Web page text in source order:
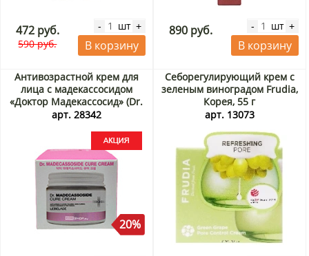
472 руб.
590 руб.
- шт +
В корзину
890 руб. - шт +
В корзину
Антивозрастной крем для
лица с мадекассосидом
«Доктор Мадекассосид» (Dr.
Madecassoside Cure Cream)
арт. 28342
20%
Себорегулирующий крем с
зеленым виноградом Frudia,
Корея, 55 г
арт. 13073